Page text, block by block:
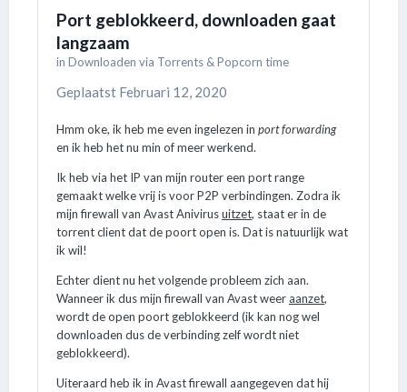
Port geblokkeerd, downloaden gaat
langzaam
in Downloaden via Torrents & Popcorn time
Geplaatst Februari 12, 2020
Hmm oke, ik heb me even ingelezen in port forwarding
en ik heb het nu min of meer werkend.
Ik heb via het IP van mijn router een port range
gemaakt welke vrij is voor P2P verbindingen. Zodra ik
mijn firewall van Avast Anivirusuitzet, staat er in de
torrent client dat de poort open is. Dat is natuurlijk wat
ik wil!
Echter dient nu het volgende probleem zich aan.
Wanneer ik dus mijn firewall van Avast weeraanzet,
wordt de open poort geblokkeerd (ik kan nog wel
downloaden dus de verbinding zelf wordt niet
geblokkeerd).
Uiteraard heb ik in Avast firewall aangegeven dat hij